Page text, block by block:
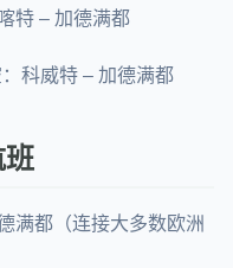
特 – 加德满都
科威特 – 加德满都
班
满都（连接大多数欧洲